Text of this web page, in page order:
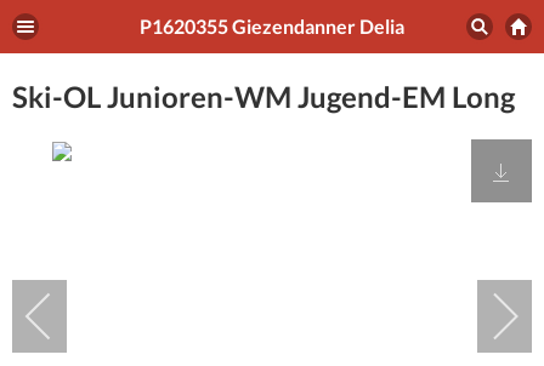
P1620355 Giezendanner Delia
Ski-OL Junioren-WM Jugend-EM Long